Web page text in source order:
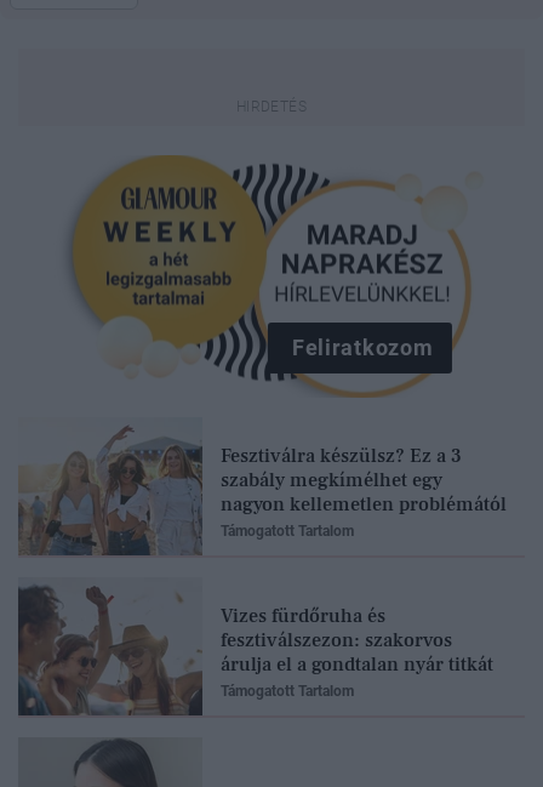
Feliratkozom
Fesztiválra készülsz? Ez a 3
szabály megkímélhet egy
nagyon kellemetlen problémától
Támogatott Tartalom
Vizes fürdőruha és
fesztiválszezon: szakorvos
árulja el a gondtalan nyár titkát
Támogatott Tartalom